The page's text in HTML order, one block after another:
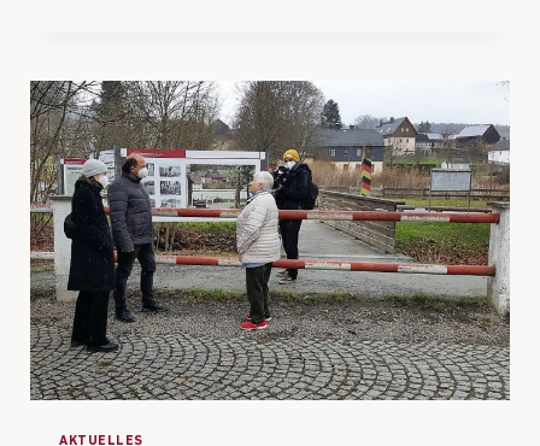
AKTUELLES